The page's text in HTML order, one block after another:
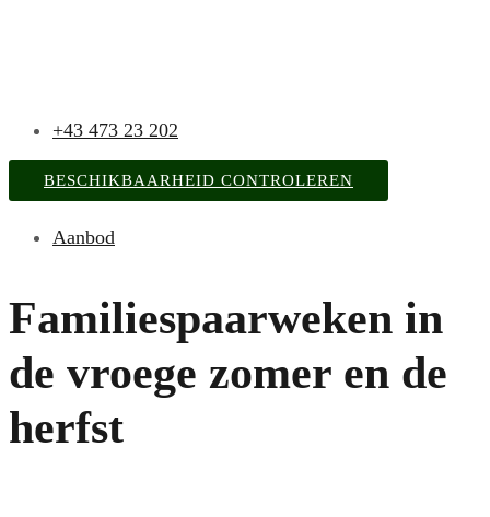
+43 473 23 202
BESCHIKBAARHEID CONTROLEREN
Aanbod
Familiespaarweken in
de vroege zomer en de
herfst